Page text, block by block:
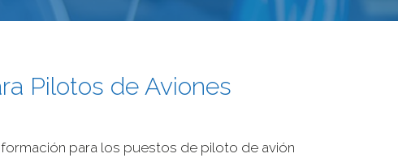
Pilotos de Aviones
para los puestos de piloto de avión